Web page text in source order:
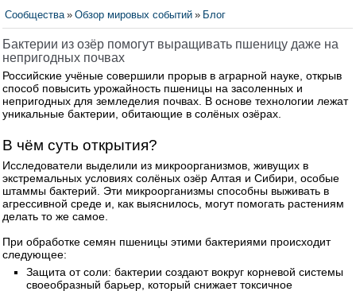
Сообщества » Обзор мировых событий » Блог
Бактерии из озёр помогут выращивать пшеницу даже на
непригодных почвах
Российские учёные совершили прорыв в аграрной науке, открыв
способ повысить урожайность пшеницы на засоленных и
непригодных для земледелия почвах. В основе технологии лежат
уникальные бактерии, обитающие в солёных озёрах.
В чём суть открытия?
Исследователи выделили из микроорганизмов, живущих в
экстремальных условиях солёных озёр Алтая и Сибири, особые
штаммы бактерий. Эти микроорганизмы способны выживать в
агрессивной среде и, как выяснилось, могут помогать растениям
делать то же самое.
При обработке семян пшеницы этими бактериями происходит
следующее:
Защита от соли: бактерии создают вокруг корневой системы
своеобразный барьер, который снижает токсичное